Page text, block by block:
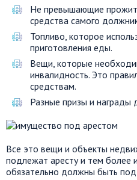
Не превышающие
средства самого
Топливо, которое
приготовления еды.
Вещи, которые
инвалидность. Это
средствам.
Разные призы и награды
Все это вещи и объекты
подлежат аресту и тем более
обязательно должны быть